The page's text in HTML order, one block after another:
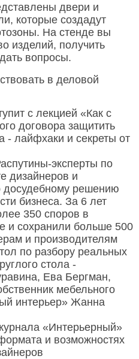
двери и
которые создадут
На стенде вы
изделий, получить
вопросы.
в деловой
с лекцией «Как с
договора защитить
- лайфхаки и секреты от
эксперты по
дизайнеров и
досудебному решению
бизнеса. За 6 лет
350 споров в
и сохранили больше 500
и производителям
по разбору реальных
стола -
Ева Бергман,
мебельного
интерьер» Жанна
«Интерьерный»
и возможностях